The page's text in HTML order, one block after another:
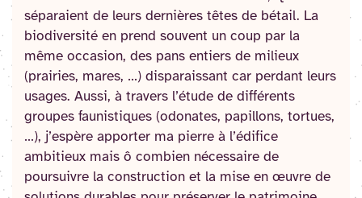
séparaient de leurs dernières têtes de bétail. La
biodiversité en prend souvent un coup par la
même occasion, des pans entiers de milieux
(prairies, mares, …) disparaissant car perdant leurs
usages. Aussi, à travers l’étude de différents
groupes faunistiques (odonates, papillons, tortues,
…), j’espère apporter ma pierre à l’édifice
ambitieux mais ô combien nécessaire de
poursuivre la construction et la mise en œuvre de